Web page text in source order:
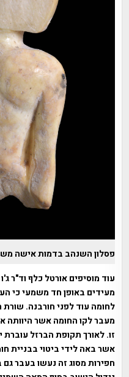
פסלון השנהב בדמות אישה
עוד מוסיפים אורטל כלף וד"ר
מעידים באופן חד משמעי כי
לחומה עוד לפני חורבנה.
מעבר לקו החומה אשר היוותה
זו. לאורך תקופת הברזל
אשר באה לידי ביטוי בבניית
חפירות מסוג זה נעשו בעבר גם